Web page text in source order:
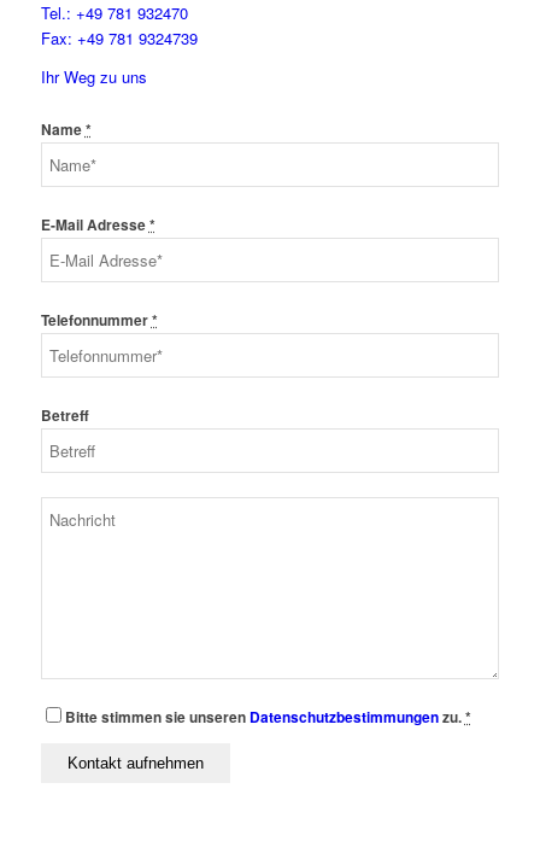
Tel.: +49 781 932470
Fax: +49 781 9324739
Ihr Weg zu uns
Name*
E-Mail Adresse*
Telefonnummer*
Betreff
Bitte stimmen sie unseren Datenschutzbestimmungenzu.*